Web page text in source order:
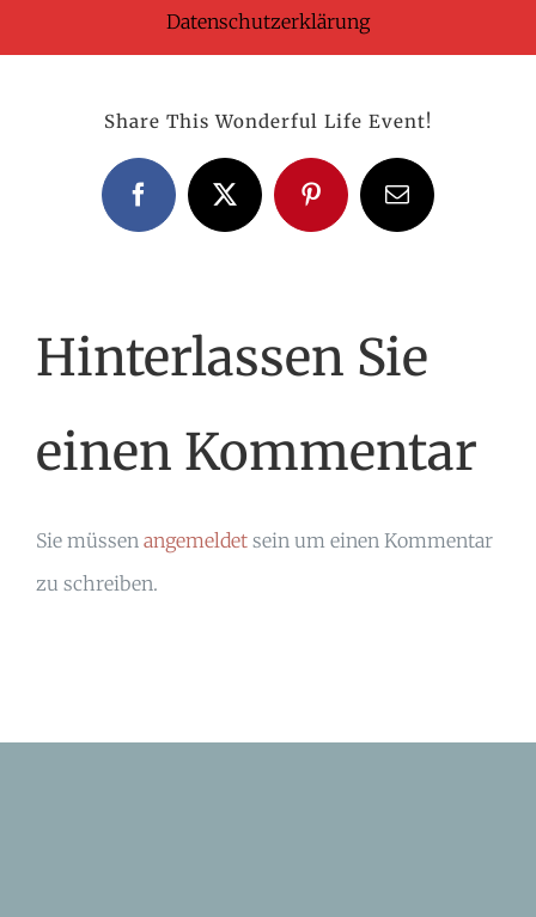
Share This Wonderful Life Event!
FacebookX PinterestE-
Mail
Hinterlassen Sie
einen Kommentar
Sie müssen angemeldet sein um einen Kommentar
zu schreiben.
Datenschutzerklärung